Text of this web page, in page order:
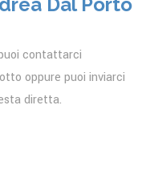
contattarci
oppure puoi inviarci
diretta.